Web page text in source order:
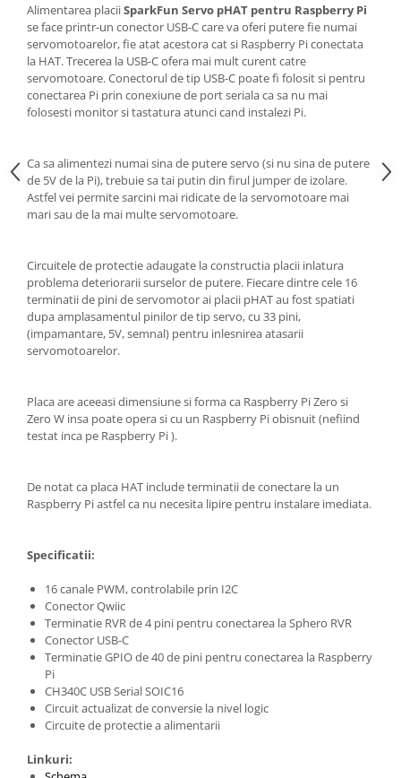
Imprimante 3D
3Doodler
Componente
Componente
Componente E3D
Filament Premium ABS 3 mm
Filament Premium PLA 1.75 mm
Filamente Speciale
Carti
Pentru Incepatori
Kituri incepatori Arduino
Pentru Incepatori
Junior Robotics
Carti
Lego Education
STEM Education
Kit Fun
Kit Roboti
Cadouri
Puzzle mecanic Ugears
Organizator de chei Wunderkey
Constructor foto Mozabrick &
Qbrix
Puzzle lemn Cluebox
Jocuri de societate
Alimentarea placiiSparkFun Servo pHAT pentru Raspberry Pi
se face printr-un conector USB-C care va oferi putere fie numai
servomotoarelor, fie atat acestora cat si Raspberry Pi conectata
la HAT. Trecerea la USB-C ofera mai mult curent catre
servomotoare. Conectorul de tip USB-C poate fi folosit si pentru
conectarea Pi prin conexiune de port seriala ca sa nu mai
folosesti monitor si tastatura atunci cand instalezi Pi.
Ca sa alimentezi numai sina de putere servo (si nu sina de putere
de 5V de la Pi), trebuie sa tai putin din firul jumper de izolare.
Astfel vei permite sarcini mai ridicate de la servomotoare mai
mari sau de la mai multe servomotoare.
Circuitele de protectie adaugate la constructia placii inlatura
problema deteriorarii surselor de putere. Fiecare dintre cele 16
terminatii de pini de servomotor ai placii pHAT au fost spatiati
dupa amplasamentul pinilor de tip servo, cu 33 pini,
(impamantare, 5V, semnal) pentru inlesnirea atasarii
servomotoarelor.
Placa are aceeasi dimensiune si forma ca Raspberry Pi Zero si
Zero W insa poate opera si cu un Raspberry Pi obisnuit (nefiind
testat inca pe Raspberry Pi ).
De notat ca placa HAT include terminatii de conectare la un
Raspberry Pi astfel ca nu necesita lipire pentru instalare imediata.
Specificatii:
16 canale PWM, controlabile prin I2C
Conector Qwiic
Terminatie RVR de 4 pini pentru conectarea la Sphero RVR
Conector USB-C
Terminatie GPIO de 40 de pini pentru conectarea la Raspberry
Pi
CH340C USB Serial SOIC16
Circuit actualizat de conversie la nivel logic
Circuite de protectie a alimentarii
Linkuri: